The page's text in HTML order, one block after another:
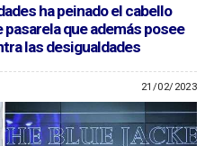
ha peinado el cabello
que además posee
las desigualdades
21/02/2023